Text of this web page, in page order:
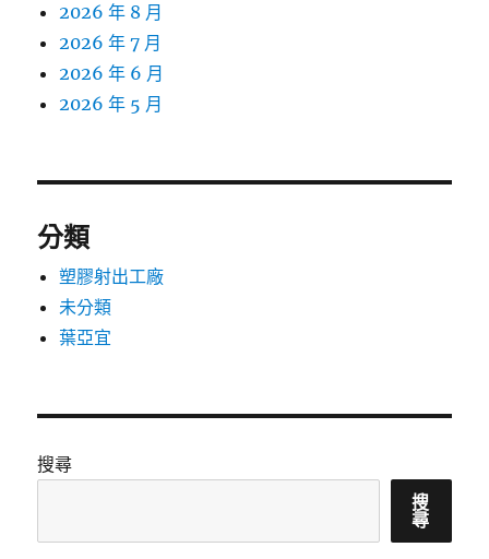
2026 年 8 月
2026 年 7 月
2026 年 6 月
2026 年 5 月
分類
塑膠射出工廠
未分類
葉亞宜
搜尋
搜
尋